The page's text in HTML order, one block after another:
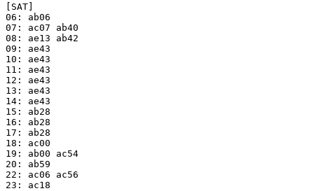
[SAT]
06: ab06
07: ac07 ab40
08: ae13 ab42
09: ae43
10: ae43
11: ae43
12: ae43
13: ae43
14: ae43
15: ab28
16: ab28
17: ab28
18: ac00
19: ab00 ac54
20: ab59
22: ac06 ac56
23: ac18